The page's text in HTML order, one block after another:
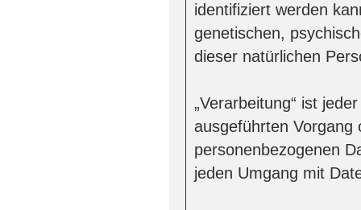
identifiziert werden
genetischen,
dieser natürlichen
„Verarbeitung“ ist
ausgeführten Vorgang
personenbezogenen
jeden Umgang mit